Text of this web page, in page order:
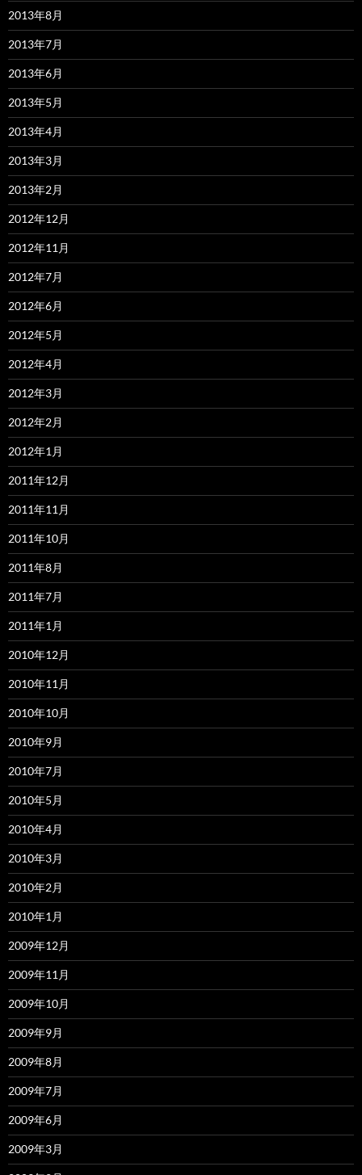
2013年8月
2013年7月
2013年6月
2013年5月
2013年4月
2013年3月
2013年2月
2012年12月
2012年11月
2012年7月
2012年6月
2012年5月
2012年4月
2012年3月
2012年2月
2012年1月
2011年12月
2011年11月
2011年10月
2011年8月
2011年7月
2011年1月
2010年12月
2010年11月
2010年10月
2010年9月
2010年7月
2010年5月
2010年4月
2010年3月
2010年2月
2010年1月
2009年12月
2009年11月
2009年10月
2009年9月
2009年8月
2009年7月
2009年6月
2009年3月